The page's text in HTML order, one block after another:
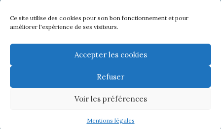
Ce site utilise des cookies pour son bon fonctionnement et pour
améliorer l'expérience de ses visiteurs.
Accepter les cookies
Refuser
Voir les préférences
Mentions légales
(pas de courrier à cette adresse)
2 place Jules Joffrin - 75018
Metro: Jules Joffrin ou Simplon
Bus : Mairie du XVIII
Newsletter
© Paroisse Notre-Dame de Clignancourt